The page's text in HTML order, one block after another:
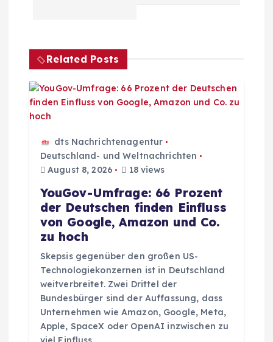
s
n
a
Related Posts
dts Nachrichtenagentur
Deutschland- und Weltnachrichten
August 8, 2026
18 views
YouGov-Umfrage: 66 Prozent
der Deutschen finden Einfluss
von Google, Amazon und Co.
zu hoch
Skepsis gegenüber den großen US-
Technologiekonzernen ist in Deutschland
weitverbreitet. Zwei Drittel der
Bundesbürger sind der Auffassung, dass
Unternehmen wie Amazon, Google, Meta,
Apple, SpaceX oder OpenAI inzwischen zu